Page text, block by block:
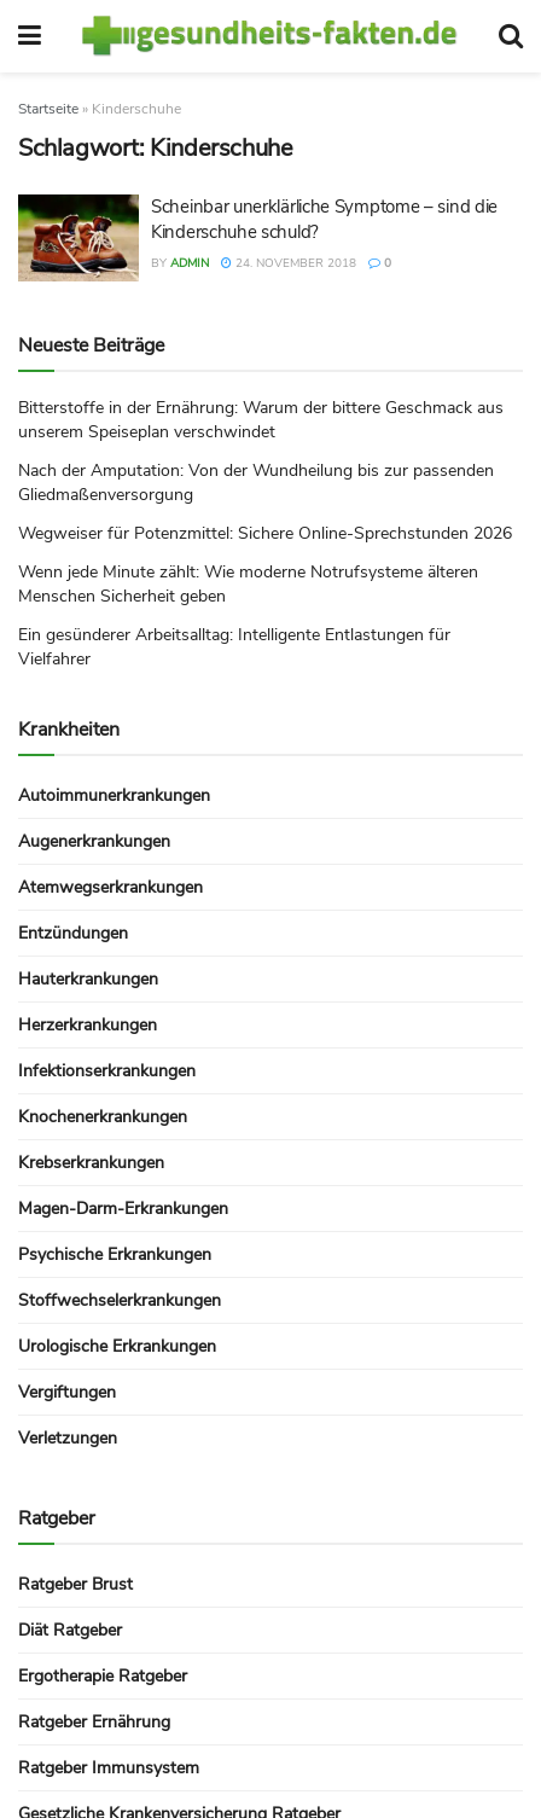
Startseite » Kinderschuhe
Schlagwort:Kinderschuhe
Scheinbar unerklärliche Symptome – sind die
Kinderschuhe schuld?
BY ADMIN 24. NOVEMBER 2018 0
Neueste Beiträge
Bitterstoffe in der Ernährung: Warum der bittere Geschmack aus
unserem Speiseplan verschwindet
Nach der Amputation: Von der Wundheilung bis zur passenden
Gliedmaßenversorgung
Wegweiser für Potenzmittel: Sichere Online-Sprechstunden 2026
Wenn jede Minute zählt: Wie moderne Notrufsysteme älteren
Menschen Sicherheit geben
Ein gesünderer Arbeitsalltag: Intelligente Entlastungen für
Vielfahrer
Krankheiten
Autoimmunerkrankungen
Augenerkrankungen
Atemwegserkrankungen
Entzündungen
Hauterkrankungen
Herzerkrankungen
Infektionserkrankungen
Knochenerkrankungen
Krebserkrankungen
Magen-Darm-Erkrankungen
Psychische Erkrankungen
Stoffwechselerkrankungen
Urologische Erkrankungen
Vergiftungen
Verletzungen
Ratgeber
Ratgeber Brust
Diät Ratgeber
Ergotherapie Ratgeber
Ratgeber Ernährung
Ratgeber Immunsystem
Gesetzliche Krankenversicherung Ratgeber